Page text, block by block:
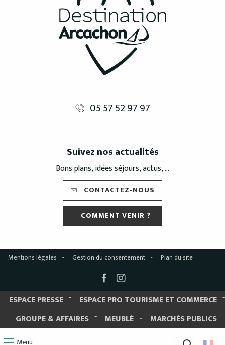
Menu
05 57 52 97 97
Suivez nos actualités
Bons plans, idées séjours, actus, ...
CONTACTEZ-NOUS
COMMENT VENIR ?
Mentions légales Gestion du consentement Plan du site
ESPACE PRESSE
ESPACE PRO TOURISME ET COMMERCE
GROUPE & AFFAIRES
MEUBLÉ MARCHÉS PUBLICS